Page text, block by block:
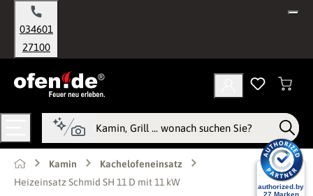
springen
034601
27100
Kamin
Kachelofeneinsatz
Heizeinsatz Schmid SH 11 D mit 11 kW